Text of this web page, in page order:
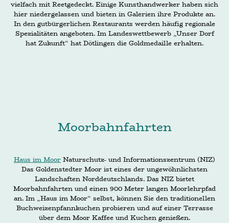
vielfach mit Reetgedeckt. Einige Kunsthandwerker haben sich
hier niedergelassen und bieten in Galerien ihre Produkte an.
In den gutbürgerlichen Restaurants werden häufig regionale
Spezialitäten angeboten. Im Landeswettbewerb „Unser Dorf
hat Zukunft“ hat Dötlingen die Goldmedaille erhalten.
Moorbahnfahrten
Haus im Moor Naturschutz- und Informationszentrum (NIZ)
Das Goldenstedter Moor ist eines der ungewöhnlichsten
Landschaften Norddeutschlands. Das NIZ bietet
Moorbahnfahrten und einen 900 Meter langen Moorlehrpfad
an. Im „Haus im Moor“ selbst, können Sie den traditionellen
Buchweizenpfannkuchen probieren und auf einer Terrasse
über dem Moor Kaffee und Kuchen genießen.